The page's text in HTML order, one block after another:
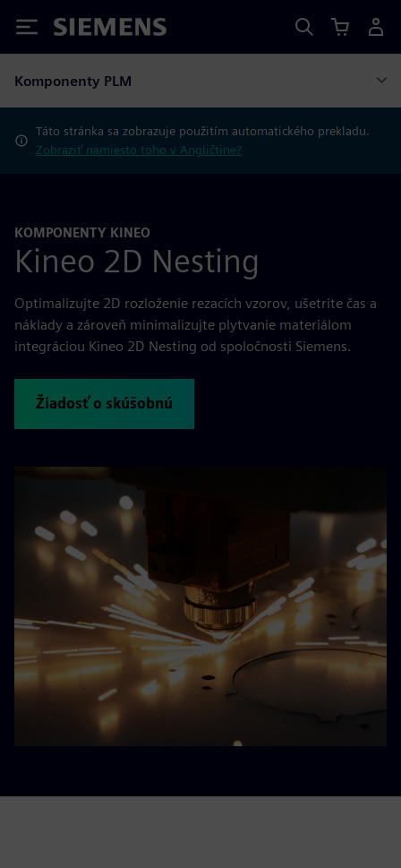
Siemens
Komponenty PLM
Táto stránka sa zobrazuje použitím automatického prekladu.
Zobraziť namiesto toho v Angličtine?
KOMPONENTY KINEO
Kineo 2D Nesting
Optimalizujte 2D rozloženie rezacích vzorov, ušetrite čas a
náklady a zároveň minimalizujte plytvanie materiálom
integráciou Kineo 2D Nesting od spoločnosti Siemens.
Žiadosť o skúšobnú